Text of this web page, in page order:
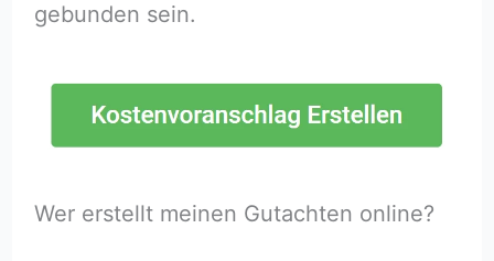
gebunden sein.
Wer erstellt meinen Gutachten online?